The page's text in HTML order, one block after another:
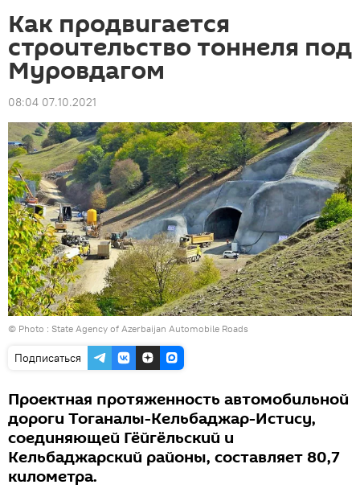
Как продвигается
строительство тоннеля под
Муровдагом
08:04 07.10.2021
© Photo : State Agency of Azerbaijan Automobile Roads
Подписаться
Проектная протяженность автомобильной
дороги Тоганалы-Кельбаджар-Истису,
соединяющей Гёйгёльский и
Кельбаджарский районы, составляет 80,7
километра.